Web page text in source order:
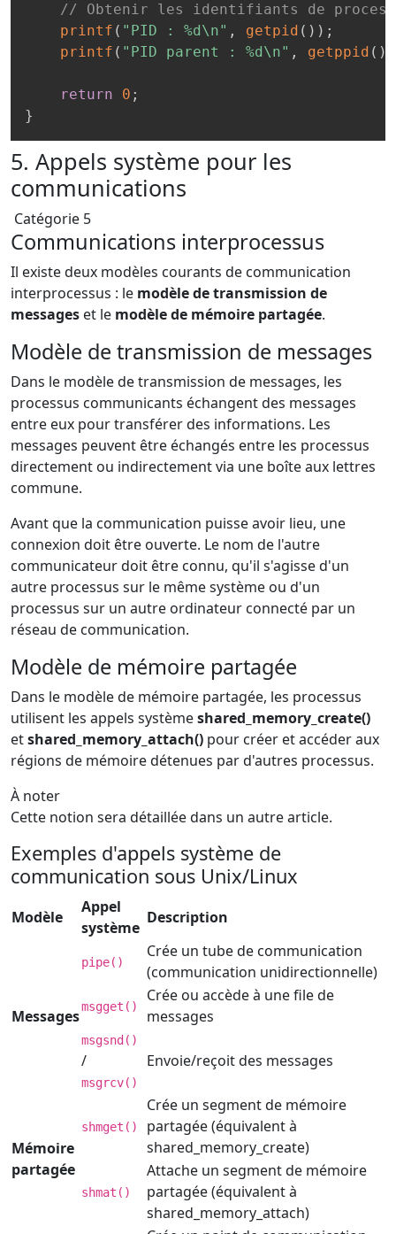
// Obtenir les identifiants de
printf ( "PID : %d\n" , getpid ( ) ) ;
printf ( "PID parent : %d\n" , getppid ( )
return 0 ;
}
5. Appels système pour les
communications
Catégorie 5
Communications interprocessus
Il existe deux modèles courants de communication
interprocessus : le modèle de transmission de
messages et le modèle de mémoire partagée.
Modèle de transmission de messages
Dans le modèle de transmission de messages, les
processus communicants échangent des messages
entre eux pour transférer des informations. Les
messages peuvent être échangés entre les processus
directement ou indirectement via une boîte aux lettres
commune.
Avant que la communication puisse avoir lieu, une
connexion doit être ouverte. Le nom de l'autre
communicateur doit être connu, qu'il s'agisse d'un
autre processus sur le même système ou d'un
processus sur un autre ordinateur connecté par un
réseau de communication.
Modèle de mémoire partagée
Dans le modèle de mémoire partagée, les processus
utilisent les appels systèmeshared_memory_create()
etshared_memory_attach() pour créer et accéder aux
régions de mémoire détenues par d'autres processus.
À noter
Cette notion sera détaillée dans un autre article.
Exemples d'appels système de
communication sous Unix/Linux
Modèle
Appel
système
Description
Messages
pipe()
Crée un tube de communication
(communication unidirectionnelle)
msgget()
Crée ou accède à une file de
messages
msgsnd()
/
msgrcv()
Envoie/reçoit des messages
Mémoire
partagée
shmget()
Crée un segment de mémoire
partagée (équivalent à
shared_memory_create)
shmat()
Attache un segment de mémoire
partagée (équivalent à
shared_memory_attach)